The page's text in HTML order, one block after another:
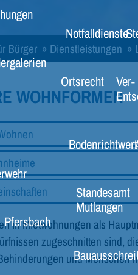
Pfersbach
Notfalldienste
Ortsrecht
Standesamt
Mutlangen
Bürger » Dienstleistungen »
WOHNFORMEN
in Mietwohnungen als
zugeschnitten sind,
und Menschen